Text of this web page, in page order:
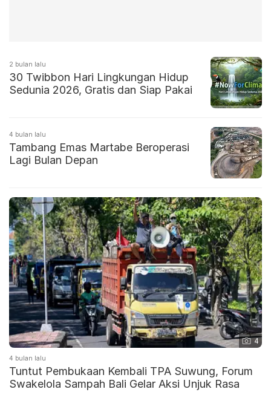
2 bulan lalu
30 Twibbon Hari Lingkungan Hidup
Sedunia 2026, Gratis dan Siap Pakai
4 bulan lalu
Tambang Emas Martabe Beroperasi
Lagi Bulan Depan
4
4 bulan lalu
Tuntut Pembukaan Kembali TPA Suwung, Forum
Swakelola Sampah Bali Gelar Aksi Unjuk Rasa